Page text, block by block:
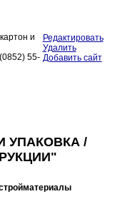
и
(0852) 55-
Редактировать
Удалить
Добавить сайт
УПАКОВКА /